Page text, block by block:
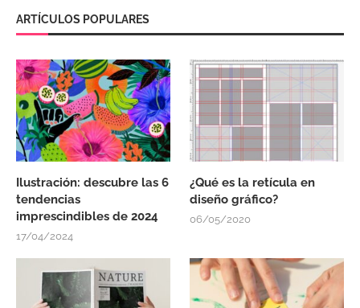
ARTÍCULOS POPULARES
Ilustración: descubre las 6
tendencias
imprescindibles de 2024
17/04/2024
¿Qué es la retícula en
diseño gráfico?
06/05/2020